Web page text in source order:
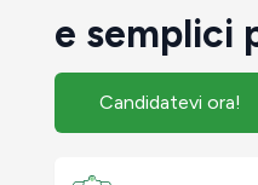
e semplici
Candidatevi ora!